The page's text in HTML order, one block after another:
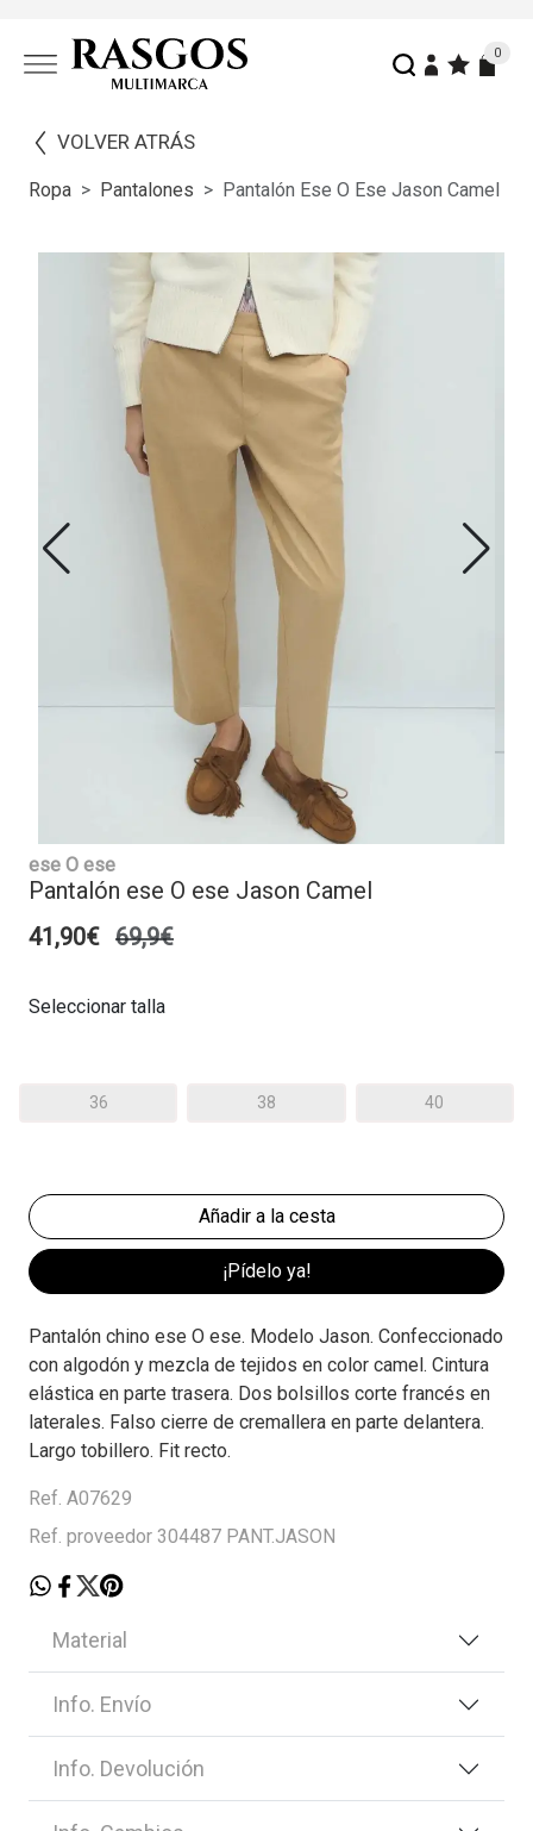
0
VOLVER ATRÁS
Ropa Pantalones Pantalón Ese O Ese Jason Camel
ese O ese
Pantalón ese O ese Jason Camel
41,90€ 69,9€
Seleccionar talla
36 38 40
¡Pídelo ya!
Pantalón chino ese O ese. Modelo Jason. Confeccionado
con algodón y mezcla de tejidos en color camel. Cintura
elástica en parte trasera. Dos bolsillos corte francés en
laterales. Falso cierre de cremallera en parte delantera.
Largo tobillero. Fit recto.
Ref. A07629
Ref. proveedor 304487 PANT.JASON
Material
Info. Envío
Info. Devolución